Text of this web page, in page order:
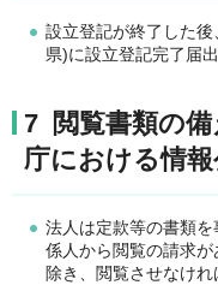
設立登記が終了した
県)に設立登記完了届
7 閲覧書類の
庁における情報
法人は定款等の書類
係人から閲覧の請求
除き、閲覧させなけれ